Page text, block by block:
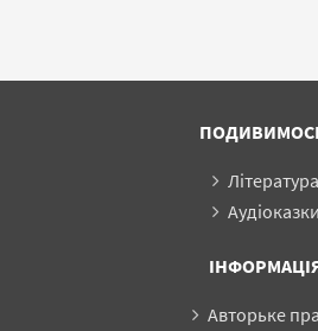
Література
Аудіоказки
Авторьке